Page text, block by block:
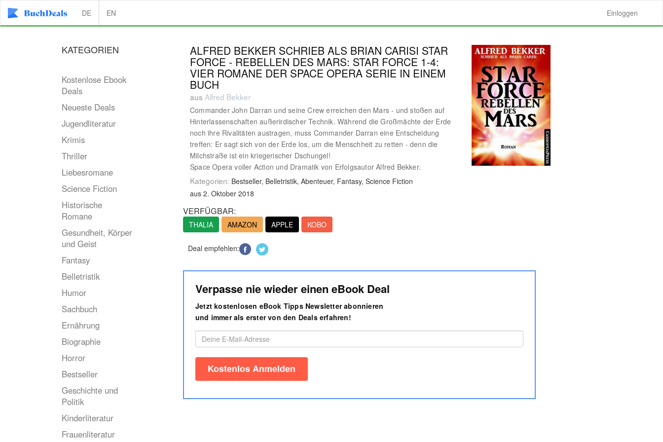
DE EN Einloggen
KATEGORIEN
Kostenlose Ebook
Deals
Neueste Deals
Jugendliteratur
Krimis
Thriller
Liebesromane
Science Fiction
Historische
Romane
Gesundheit, Körper
und Geist
Fantasy
Belletristik
Humor
Sachbuch
Ernährung
Biographie
Horror
Bestseller
Geschichte und
Politik
Kinderliteratur
Frauenliteratur
ALFRED BEKKER SCHRIEB ALS BRIAN CARISI STAR
FORCE - REBELLEN DES MARS: STAR FORCE 1-4:
VIER ROMANE DER SPACE OPERA SERIE IN EINEM
BUCH
aus Alfred Bekker
Commander John Darran und seine Crew erreichen den Mars - und stoßen auf
Hinterlassenschaften außerirdischer Technik. Während die Großmächte der Erde
noch ihre Rivalitäten austragen, muss Commander Darran eine Entscheidung
treffen: Er sagt sich von der Erde los, um die Menschheit zu retten - denn die
Milchstraße ist ein kriegerischer Dschungel!
Space Opera voller Action und Dramatik von Erfolgsautor Alfred Bekker.
Kategorien: Bestseller, Belletristik, Abenteuer, Fantasy, Science Fiction
aus 2. Oktober 2018
VERFÜGBAR:
THALIA AMAZON APPLE KOBO
Deal empfehlen:
Verpasse nie wieder einen eBook Deal
Jetzt kostenlosen eBook Tipps Newsletter abonnieren
und immer als erster von den Deals erfahren!